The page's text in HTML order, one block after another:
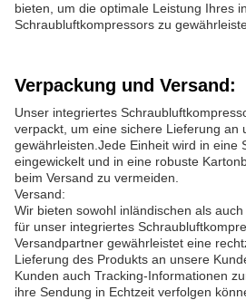
bieten, um die optimale Leistung Ihres
Schraubluftkompressors zu
Verpackung und Versand:
Unser integriertes
verpackt, um eine sichere Lieferung an
gewährleisten.Jede Einheit wird in eine
eingewickelt und in eine robuste
beim Versand zu vermeiden.
Versand:
Wir bieten sowohl inländischen als
für unser integriertes
Versandpartner gewährleistet eine
Lieferung des Produkts an unsere
Kunden auch Tracking-Informationen
ihre Sendung in Echtzeit verfolgen